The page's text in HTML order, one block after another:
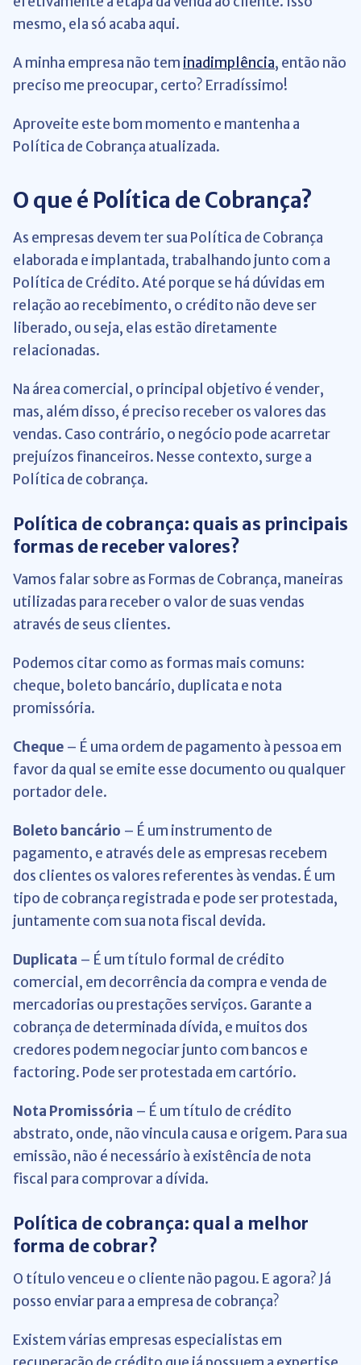
mesmo, ela só acaba aqui.
A minha empresa não tem inadimplência, então não
preciso me preocupar, certo? Erradíssimo!
Aproveite este bom momento e mantenha a
Política de Cobrança atualizada.
O que é Política de Cobrança?
As empresas devem ter sua Política de Cobrança
elaborada e implantada, trabalhando junto com a
Política de Crédito. Até porque se há dúvidas em
relação ao recebimento, o crédito não deve ser
liberado, ou seja, elas estão diretamente
relacionadas.
Na área comercial, o principal objetivo é vender,
mas, além disso, é preciso receber os valores das
vendas. Caso contrário, o negócio pode acarretar
prejuízos financeiros. Nesse contexto, surge a
Política de cobrança.
Política de cobrança: quais as principais
formas de receber valores?
Vamos falar sobre as Formas de Cobrança, maneiras
utilizadas para receber o valor de suas vendas
através de seus clientes.
Podemos citar como as formas mais comuns:
cheque, boleto bancário, duplicata e nota
promissória.
Cheque – É uma ordem de pagamento à pessoa em
favor da qual se emite esse documento ou qualquer
portador dele.
Boleto bancário – É um instrumento de
pagamento, e através dele as empresas recebem
dos clientes os valores referentes às vendas. É um
tipo de cobrança registrada e pode ser protestada,
juntamente com sua nota fiscal devida.
Duplicata – É um título formal de crédito
comercial, em decorrência da compra e venda de
mercadorias ou prestações serviços. Garante a
cobrança de determinada dívida, e muitos dos
credores podem negociar junto com bancos e
factoring. Pode ser protestada em cartório.
Nota Promissória – É um título de crédito
abstrato, onde, não vincula causa e origem. Para sua
emissão, não é necessário à existência de nota
fiscal para comprovar a dívida.
Política de cobrança: qual a melhor
forma de cobrar?
O título venceu e o cliente não pagou. E agora? Já
posso enviar para a empresa de cobrança?
Existem várias empresas especialistas em